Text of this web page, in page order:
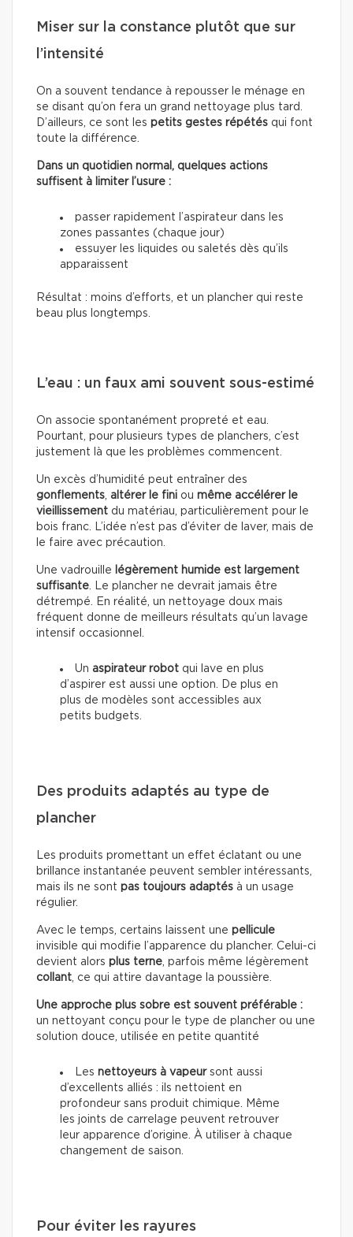
Miser sur la constance plutôt que sur
l’intensité
On a souvent tendance à repousser le ménage en
se disant qu’on fera un grand nettoyage plus tard.
D’ailleurs, ce sont les petits gestes répétés qui font
toute la différence.
Dans un quotidien normal, quelques actions
suffisent à limiter l’usure :
passer rapidement l’aspirateur dans les
zones passantes (chaque jour)
essuyer les liquides ou saletés dès qu’ils
apparaissent
Résultat : moins d’efforts, et un plancher qui reste
beau plus longtemps.
L’eau : un faux ami souvent sous-estimé
On associe spontanément propreté et eau.
Pourtant, pour plusieurs types de planchers, c’est
justement là que les problèmes commencent.
Un excès d’humidité peut entraîner des
gonflements altérer le fini ou même accélérer le
vieillissement du matériau, particulièrement pour le
bois franc. L’idée n’est pas d’éviter de laver, mais de
le faire avec précaution.
Une vadrouille
légèrement humide est largement
suffisante . Le plancher ne devrait jamais être
détrempé. En réalité, un nettoyage doux mais
fréquent donne de meilleurs résultats qu’un lavage
intensif occasionnel.
Un aspirateur robot qui lave en plus
d’aspirer est aussi une option. De plus en
plus de modèles sont accessibles aux
petits budgets.
Des produits adaptés au type de
plancher
Les produits promettant un effet éclatant ou une
brillance instantanée peuvent sembler intéressants,
mais ils ne sont pas toujours adaptés à un usage
régulier.
Avec le temps, certains laissent une pellicule
invisible qui modifie l’apparence du plancher. Celui-ci
devient alors plus terne , parfois même légèrement
collant , ce qui attire davantage la poussière.
Une approche plus sobre est souvent préférable :
un nettoyant conçu pour le type de plancher ou une
solution douce, utilisée en petite quantité
Les nettoyeurs à vapeursont aussi
d’excellents alliés : ils nettoient en
profondeur sans produit chimique. Même
les joints de carrelage peuvent retrouver
leur apparence d’origine. À utiliser à chaque
changement de saison.
Pour éviter les rayures